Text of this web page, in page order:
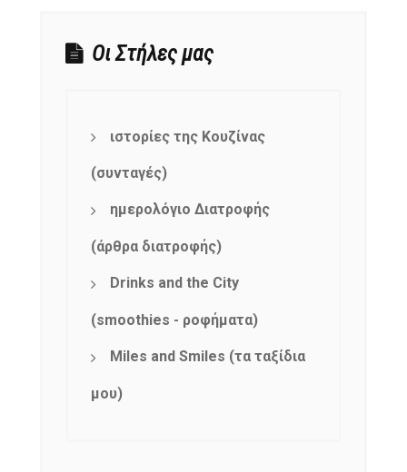
Οι Στήλες μας
ιστορίες της Κουζίνας
(συνταγές)
ημερολόγιο Διατροφής
(άρθρα διατροφής)
Drinks and the City
(smoothies - ροφήματα)
Miles and Smiles (τα ταξίδια
μου)